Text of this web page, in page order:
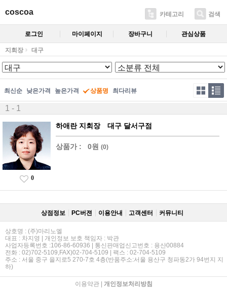
coscoa 카테고리 검색
로그인 마이페이지 장바구니 관심상품
지회장 대구
최신순 낮은가격 높은가격 상품명 최다리뷰
1 - 1
하애란 지회장 대구 달서구점
상품가 : 0원 (0)
0
상점정보 PC버젼 이용안내 고객센터 커뮤니티
상호명 : (주)마리노엘
대표 : 차지영 | 개인정보 보호 책임자 : 박관
사업자등록번호 :106-86-60936 | 통신판매업신고번호 : 용산00884
전화 : 02)702-5109,FAX)02-704-5109 | 팩스 : 02-704-5109
주소 : 서울 중구 을지로5 270-7호 4층(반품주소:서울 용산구 청파동2가 94번지 지
하)
이용약관| 개인정보처리방침